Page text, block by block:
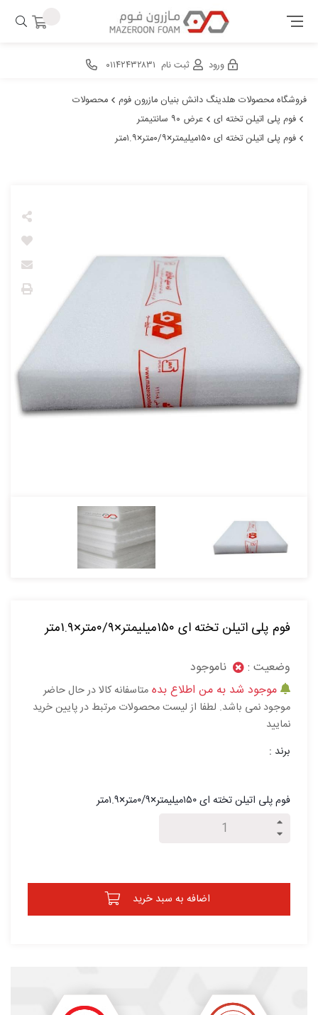
ورود ثبت نام ۰۱۱۴۲۴۳۲۸۳۱
فروشگاه محصولات هلدینگ دانش بنیان مازرون فوم
محصولات
فوم پلی اتیلن تخته ای
عرض ۹۰ سانتیمتر
فوم پلی اتیلن تخته ای ۱۵۰میلیمتر×۰/۹متر×۱.۹متر
فوم پلی اتیلن تخته ای ۱۵۰میلیمتر×۰/۹متر×۱.۹متر
وضعیت :
ناموجود
موجود شد به من اطلاع بده متاسفانه کالا در حال حاضر
موجود نمی باشد. لطفا از لیست محصولات مرتبط در پایین خرید
نمایید
برند :
فوم پلی اتیلن تخته ای ۱۵۰میلیمتر×۰/۹متر×۱.۹متر
اضافه به سبد خرید